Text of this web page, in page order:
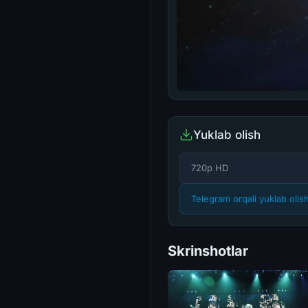
Yuklab olish
720p HD
Telegram orqali yuklab
Skrinshotlar